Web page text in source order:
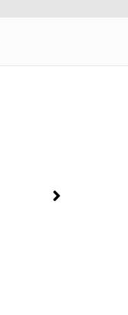
and Next buttons